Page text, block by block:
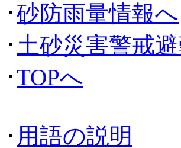
･砂防雨量情報へ
･ 土砂災害警戒
･TOPへ
･ 用語の説明